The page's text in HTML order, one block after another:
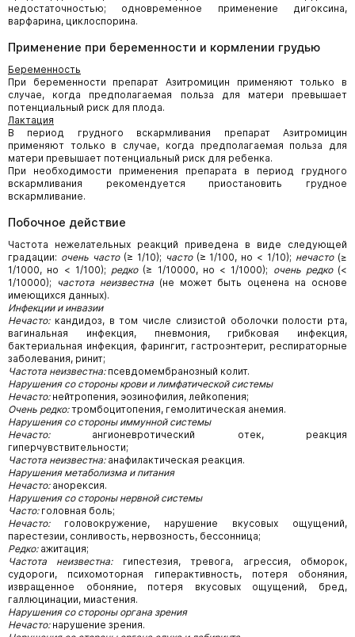
недостаточностью; одновременное применение дигоксина,
варфарина, циклоспорина.
Применение при беременности и кормлении грудью
Беременность
При беременности препарат Азитромицин применяют только в
случае, когда предполагаемая польза для матери превышает
потенциальный риск для плода.
Лактация
В период грудного вскармливания препарат Азитромицин
применяют только в случае, когда предполагаемая польза для
матери превышает потенциальный риск для ребенка.
При необходимости применения препарата в период грудного
вскармливания рекомендуется приостановить грудное
вскармливание.
Побочное действие
Частота нежелательных реакций приведена в виде следующей
градации: очень часто(≥ 1/10); часто(≥ 1/100, но < 1/10); нечасто(≥
1/1000, но < 1/100); редко(≥ 1/10000, но < 1/1000); очень редко(<
1/10000);
частота неизвестна(не может быть оценена на основе
имеющихся данных).
Инфекции и инвазии
Нечасто:кандидоз, в том числе слизистой оболочки полости рта,
вагинальная инфекция, пневмония, грибковая инфекция,
бактериальная инфекция, фарингит, гастроэнтерит, респираторные
заболевания, ринит;
Частота неизвестна:псевдомембранозный колит.
Нарушения со стороны крови и лимфатической системы
Нечасто:нейтропения, эозинофилия, лейкопения;
Очень редко:тромбоцитопения, гемолитическая анемия.
Нарушения со стороны иммунной системы
Нечасто:ангионевротический отек, реакция
гиперчувствительности;
Частота неизвестна:анафилактическая реакция.
Нарушения метаболизма и питания
Нечасто:анорексия.
Нарушения со стороны нервной системы
Часто:головная боль;
Нечасто:головокружение, нарушение вкусовых ощущений,
парестезии, сонливость, нервозность, бессонница;
Редко:ажитация;
Частота неизвестна:гипестезия, тревога, агрессия, обморок,
судороги, психомоторная гиперактивность, потеря обоняния,
извращенное обоняние, потеря вкусовых ощущений, бред,
галлюцинации, миастения.
Нарушения со стороны органа зрения
Нечасто:нарушение зрения.